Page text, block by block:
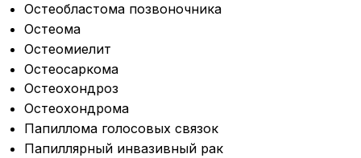
Остеобластома позвоночника
Остеома
Остеомиелит
Остеосаркома
Остеохондроз
Остеохондрома
Папиллома голосовых связок
Папиллярный инвазивный рак